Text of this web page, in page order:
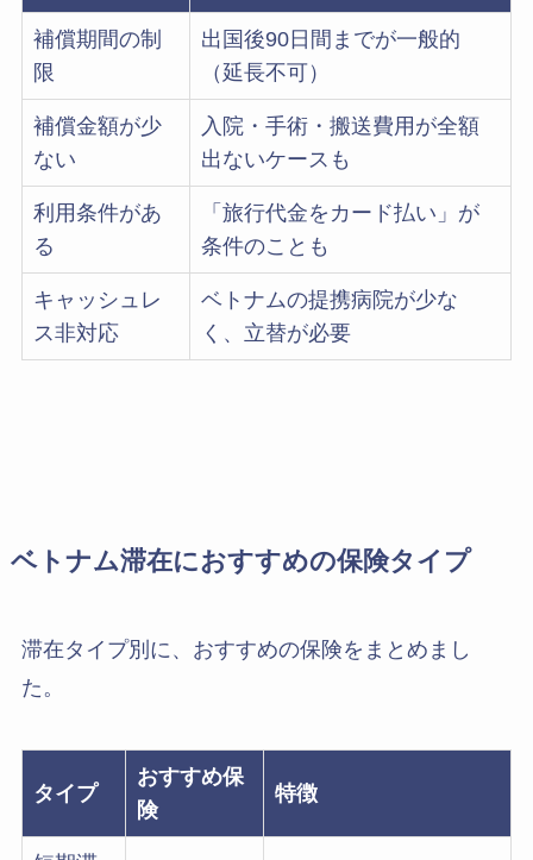
補償期間の制
限
出国後90日間までが一般的
（延長不可）
補償金額が少
ない
入院・手術・搬送費用が全額
出ないケースも
利用条件があ
る
「旅行代金をカード払い」が
条件のことも
キャッシュレ
ス非対応
ベトナムの提携病院が少な
く、立替が必要
ベトナム滞在におすすめの保険タイプ
滞在タイプ別に、おすすめの保険をまとめまし
た。
タイプ
おすすめ保
険
特徴